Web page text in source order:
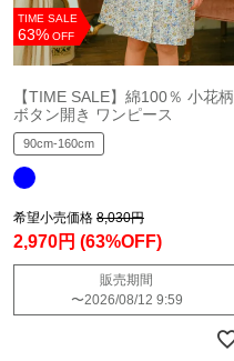
TIME SALE
63% OFF
【TIME SALE】綿100％ 小花柄
ボタン開き ワンピース
90cm-160cm
希望小売価格 8,030円
2,970円 (63%OFF)
販売期間
〜2026/08/12 9:59